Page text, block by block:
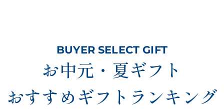
BUYER SELECT GIFT
お中元・夏ギフト
おすすめギフトランキング